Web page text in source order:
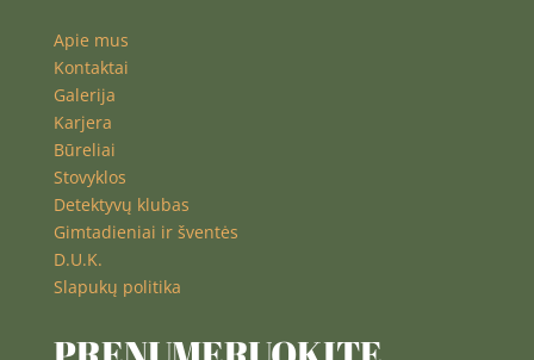
Apie mus
Kontaktai
Galerija
Karjera
Būreliai
Stovyklos
Detektyvų klubas
Gimtadieniai ir šventės
D.U.K.
Slapukų politika